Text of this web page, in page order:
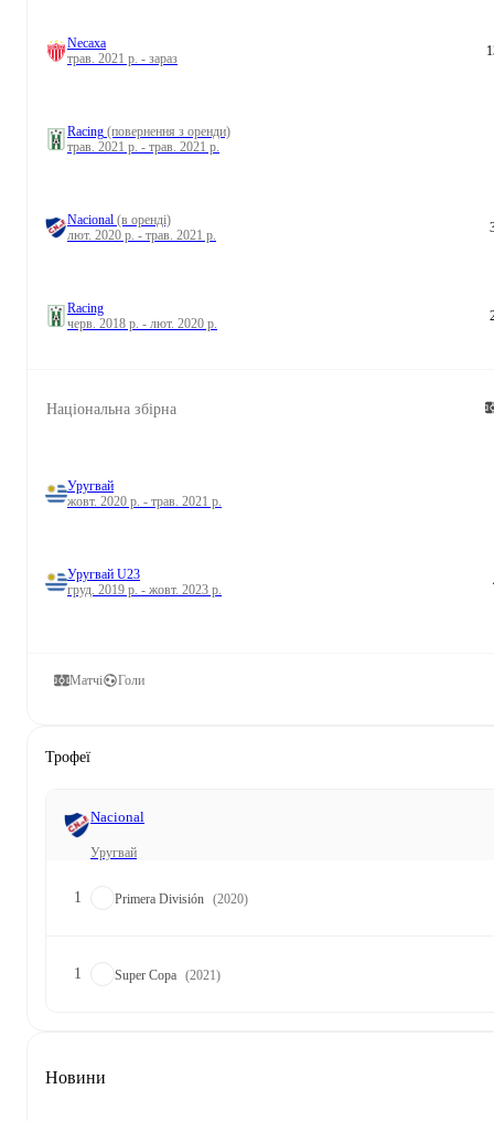
Necaxa
трав. 2021 р. - зараз
Racing (повернення з оренди)
трав. 2021 р. - трав. 2021 р.
Nacional (в оренді)
лют. 2020 р. - трав. 2021 р.
Racing
черв. 2018 р. - лют. 2020 р.
Національна збірна
Уругвай
жовт. 2020 р. - трав. 2021 р.
Уругвай U23
груд. 2019 р. - жовт. 2023 р.
Матчі Голи
Трофеї
Nacional
Уругвай
1 Primera División (2020)
1 Super Copa (2021)
Новини